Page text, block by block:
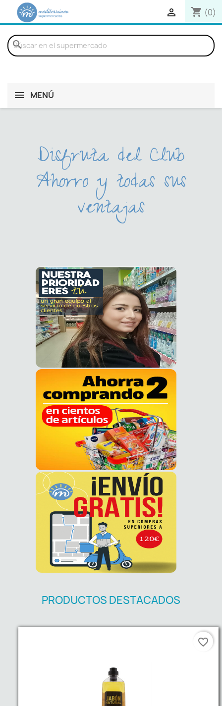
shopping_cart (0)

search
MENÚ
Disfruta del Club
Ahorro y todas sus
ventajas
PRODUCTOS DESTACADOS
favorite_border